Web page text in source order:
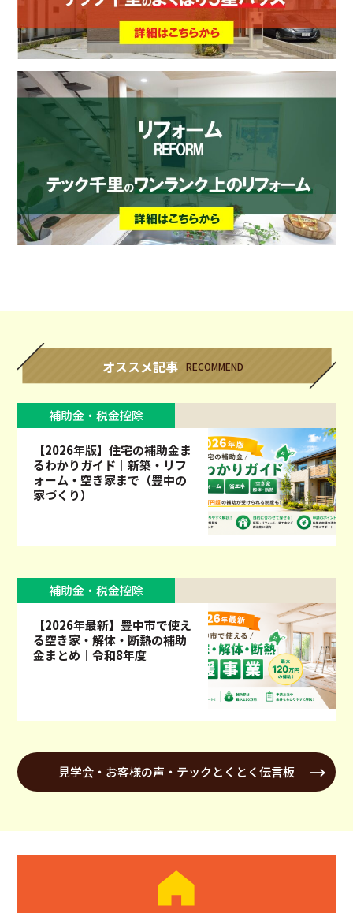
オススメ記事 RECOMMEND
補助金・税金控除
【2026年版】住宅の補助金ま
るわかりガイド｜新築・リフ
ォーム・空き家まで（豊中の
家づくり）
補助金・税金控除
【2026年最新】豊中市で使え
る空き家・解体・断熱の補助
金まとめ｜令和8年度
見学会・お客様の声・テックとくとく伝言板